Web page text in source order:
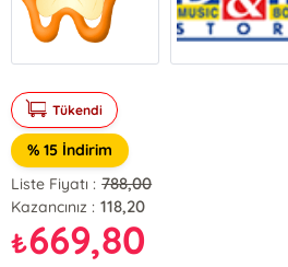
Tükendi
% 15 İndirim
Liste Fiyatı : 788,00
Kazancınız : 118,20
₺669,80